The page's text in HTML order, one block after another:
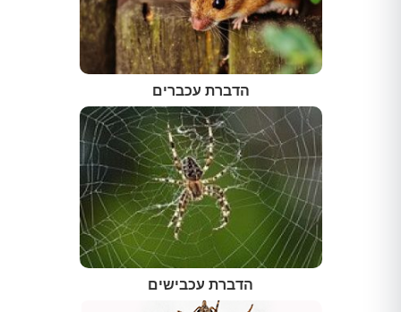
הדברת עכברים
הדברת עכבישים